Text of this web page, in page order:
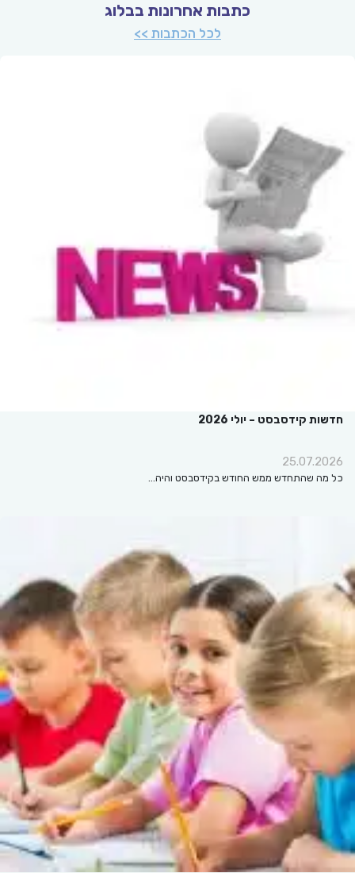
כתבות אחרונות בבלוג
לכל הכתבות >>
חדשות קידסבסט – יולי 2026
25.07.2026
כל מה שהתחדש ממש החודש בקידסבסט והיה…